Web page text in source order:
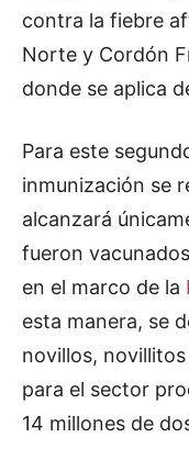
contra la fiebre
Norte y Cordón
donde se aplica
Para este
inmunización se
alcanzará
fueron
en el marco de la
esta manera, se
novillos,
para el sector
14 millones de